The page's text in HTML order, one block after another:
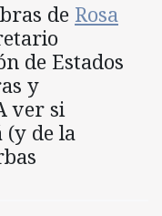
de Rosa
de Estados
y
ver si
(y de la